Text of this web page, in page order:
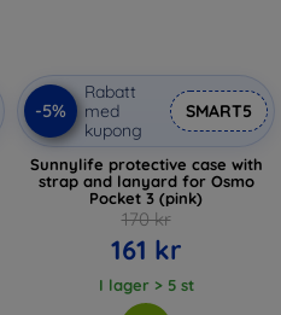
-5%
Rabatt
med
kupong
SMART5
Sunnylife protective case with
strap and lanyard for Osmo
Pocket 3 (pink)
170 kr
161 kr
I lager > 5 st